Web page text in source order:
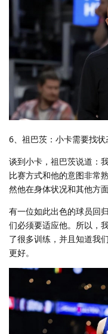
6、祖巴茨：小卡需要找状
谈到小卡，祖巴茨说道：
比赛方式和他的意图非常
然他在身体状况和其他方
有一位如此出色的球员回
们必须要适应他。所以，
了很多训练，并且知道我
更好。